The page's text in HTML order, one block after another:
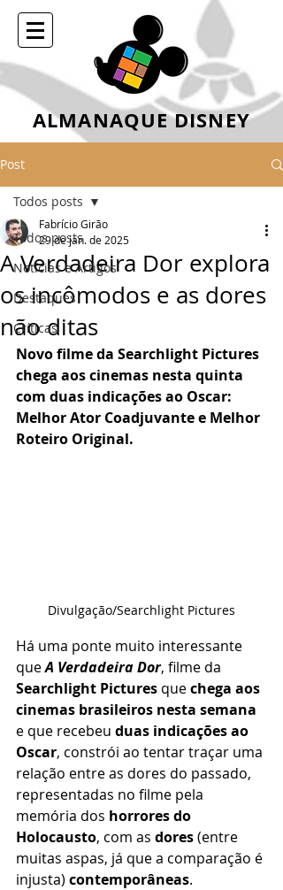
ALMANAQUE DISNEY
Post
Todos posts
Notícias e Artigos
Destaques
Críticas
Todos posts
A Verdadeira Dor explora
os incômodos e as dores
não ditas
Fabrício Girão
29 de jan. de 2025
Novo filme da Searchlight Pictures
chega aos cinemas nesta quinta
com duas indicações ao Oscar:
Melhor Ator Coadjuvante e Melhor
Roteiro Original.
Divulgação/Searchlight Pictures
Há uma ponte muito interessante
que A Verdadeira Dor, filme da
Searchlight Pictures que chega aos
cinemas brasileiros nesta semana
e que recebeu duas indicações ao
Oscar, constrói ao tentar traçar uma
relação entre as dores do passado,
representadas no filme pela
memória dos horrores do
Holocausto, com as dores (entre
muitas aspas, já que a comparação é
injusta) contemporâneas.